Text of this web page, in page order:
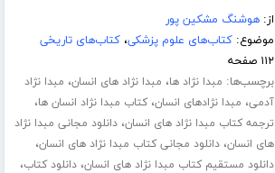
از:هوشنگ مشکین پور
موضوع:کتاب‌های علوم پزشکی،کتاب‌های تاریخی
۱۱۲ صفحه
برچسب‌ها: مبدا نژاد ها، مبدا نژاد های انسان، مبدا نژاد
آدمی، مبدا نژادهای انسان،کتاب مبدا نژاد انسان ها،
ترجمه کتاب مبدا نژاد های انسان،دانلود مجانی مبدا نژاد
های انسان،دانلود مجانی کتاب مبدا نژاد های انسان،
دانلود مستقیم کتاب مبدا نژاد های انسان،دانلود کتاب،